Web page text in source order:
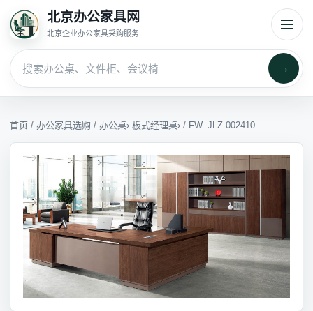
北京办公家具网
北京企业办公家具采购服务
→
首页 / 办公家具选购 / 办公桌› 板式经理桌› / FW_JLZ-002410